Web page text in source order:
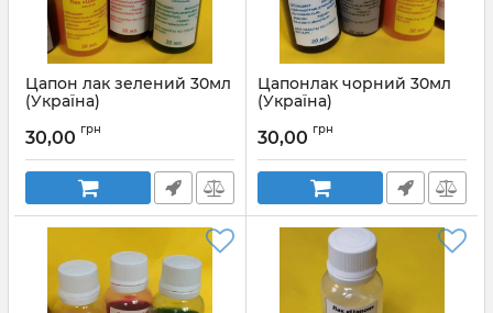
Цапон лак зелений 30мл
(Україна)
лак(зеленый)30мл
30,00 грн
Цапонлак чорний 30мл
(Україна)
30мл (Украина)
30,00 грн